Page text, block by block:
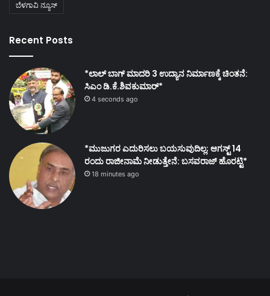
ಬೆಳಗಾವಿ ನ್ಯೂಸ್
Recent Posts
*ಲಾಲ್ ಬಾಗ್ ಮಾದರಿ 3 ಉದ್ಯಾನ ನಿರ್ಮಾಣಕ್ಕೆ ಚಿಂತನೆ:
ಸಿಎಂ ಡಿ.ಕೆ.ಶಿವಕುಮಾರ್*
4 seconds ago
*ಮುಜುಗರ ಎದುರಿಸಲು ಬಯಸುವುದಿಲ್ಲ; ಆಗಸ್ಟ್ 14
ರಂದು ರಾಜೀನಾಮೆ ನೀಡುತ್ತೇನೆ: ಬಸವರಾಜ್ ಹೊರಟ್ಟಿ*
18 minutes ago